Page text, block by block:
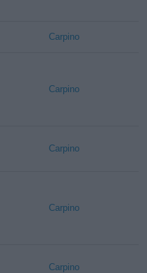
Carpino
Carpino
Carpino
Carpino
Carpino